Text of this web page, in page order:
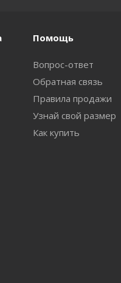
Помощь
Вопрос-ответ
Обратная связь
Правила продажи
Узнай свой размер
Как купить